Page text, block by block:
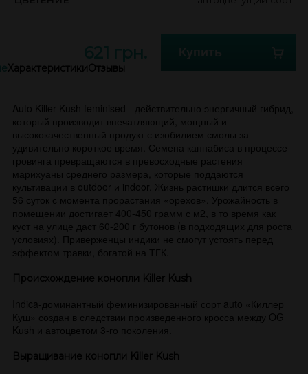
ХарактеристикиОтзывы
Auto Killer Kush feminised - действительно энергичный гибрид,
который производит впечатляющий, мощный и
высококачественный продукт с изобилием смолы за
удивительно короткое время. Семена каннабиса в процессе
гровинга превращаются в превосходные растения
марихуаны среднего размера, которые поддаются
культивации в outdoor и indoor. Жизнь растишки длится всего
56 суток с момента прорастания «орехов». Урожайность в
помещении достигает 400-450 грамм с м2, в то время как
куст на улице даст 60-200 г бутонов (в подходящих для роста
условиях). Приверженцы индики не смогут устоять перед
эффектом травки, богатой на ТГК.
Происхождение конопли Killer Kush
Indica-доминантный феминизированный сорт auto «Киллер
Куш» создан в следствии произведенного кросса между OG
Kush и автоцветом 3-го поколения.
Выращивание конопли Killer Kush